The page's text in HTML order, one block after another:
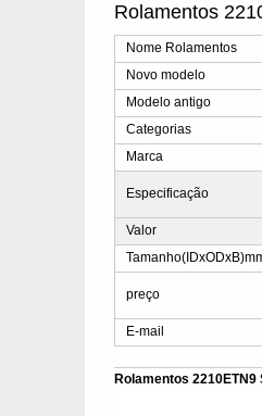
Rolamentos
Nome Rolamentos
Novo modelo
Modelo antigo
Categorias
Marca
Especificação
Valor
preço
E-mail
Rolamentos 2210ETN9